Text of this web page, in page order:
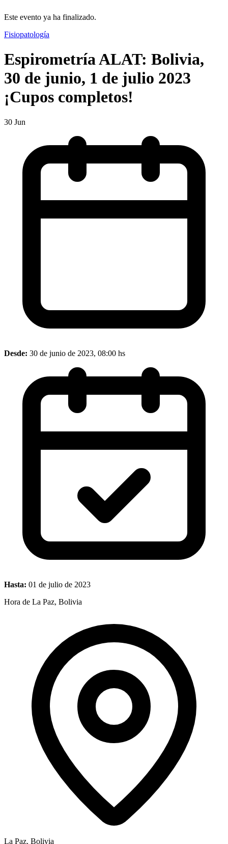
Este evento ya ha finalizado.
Fisiopatología
Espirometría ALAT: Bolivia,
30 de junio, 1 de julio 2023
¡Cupos completos!
30 Jun
Desde: 30 de junio de 2023, 08:00 hs
Hasta: 01 de julio de 2023
Hora de La Paz, Bolivia
La Paz, Bolivia